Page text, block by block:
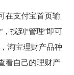
在支付宝首页输
找到“管理”即可
淘宝理财产品种
看自己的理财产